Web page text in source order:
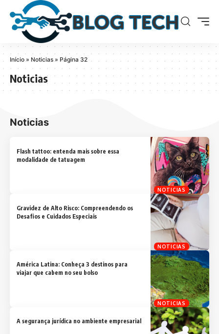
Início» Noticias» Página 32
Noticias
Noticias
NOTICIAS
Flash tattoo: entenda mais sobre essa
modalidade de tatuagem
NOTICIAS
Gravidez de Alto Risco: Compreendendo os
Desafios e Cuidados Especiais
NOTICIAS
América Latina: Conheça 3 destinos para
viajar que cabem no seu bolso
A segurança jurídica no ambiente empresarial